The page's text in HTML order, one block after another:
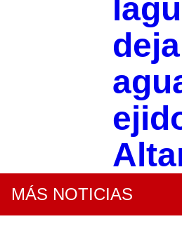
MÁS NOTICIAS